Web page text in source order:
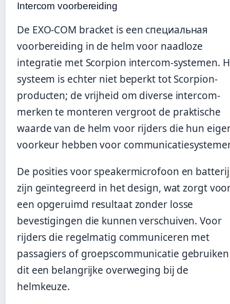
Intercom voorbereiding
De EXO-COM bracket is een специальная
voorbereiding in de helm voor naadloze
integratie met Scorpion intercom-systemen.
systeem is echter niet beperkt tot Scorpion-
producten; de vrijheid om diverse intercom-
merken te monteren vergroot de praktische
waarde van de helm voor rijders die hun
voorkeur hebben voor
De posities voor speakermicrofoon en batterij
zijn geïntegreerd in het design, wat zorgt
een opgeruimd resultaat zonder losse
bevestigingen die kunnen verschuiven. Voor
rijders die regelmatig communiceren met
passagiers of groepscommunicatie
dit een belangrijke overweging bij de
helmkeuze.